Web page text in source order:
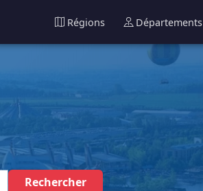
Régions Départements
Rechercher